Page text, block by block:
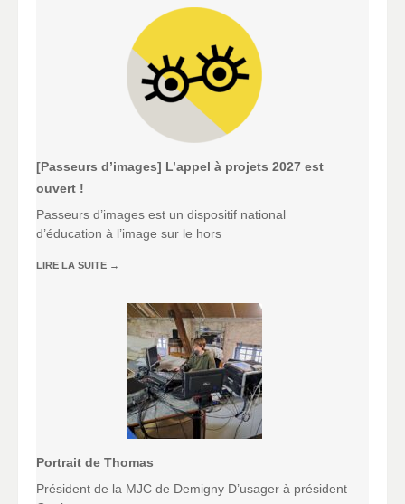
[Passeurs d’images] L’appel à projets 2027 est
ouvert !
Passeurs d’images est un dispositif national
d’éducation à l’image sur le hors
LIRE LA SUITE →
Portrait de Thomas
Président de la MJC de Demigny D’usager à président